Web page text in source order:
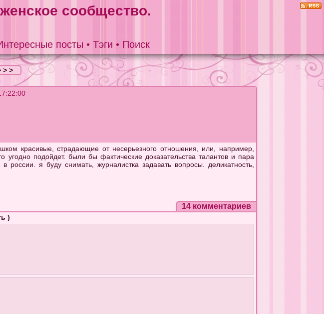
женское сообщество.
посты • Тэги • Поиск
> >
красивые, страдающие от несерьезного отношения, или, например,
подойдет. были бы фактические доказательства талантов и пара
я буду снимать, журналистка задавать вопросы. деликатность,
14 комментариев
)